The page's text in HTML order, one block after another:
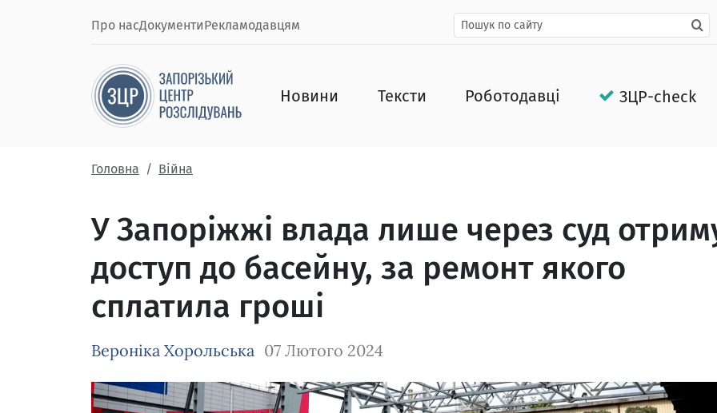
Про насДокументиРекламодавцям
Новини Тексти Роботодавці ЗЦР-check
Головна Війна
У Запоріжжі влада лише через суд
доступ до басейну, за ремонт якого
сплатила гроші
Вероніка Хорольська 07 Лютого 2024
Зображення завантажується